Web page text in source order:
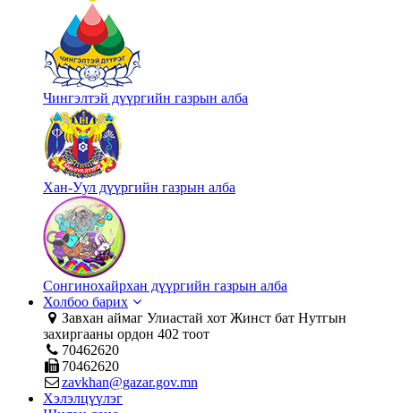
Чингэлтэй дүүргийн газрын алба
Хан-Уул дүүргийн газрын алба
Сонгинохайрхан дүүргийн газрын алба
Холбоо барих
Завхан аймаг Улиастай хот Жинст бат Нутгын
захиргааны ордон 402 тоот
70462620
70462620
zavkhan@gazar.gov.mn
Хэлэлцүүлэг